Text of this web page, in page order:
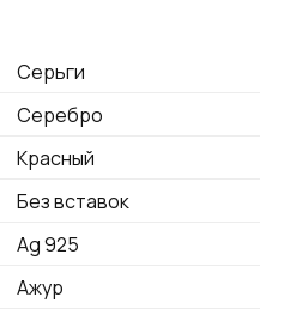
Серьги
Серебро
Красный
Без вставок
Ag 925
Ажур